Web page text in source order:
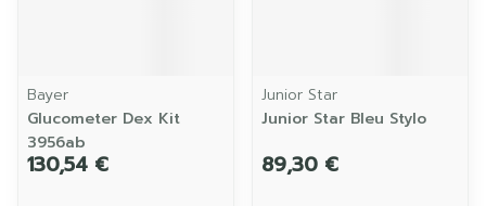
Bayer
Glucometer Dex Kit
3956ab
130,54 €
Junior Star
Junior Star Bleu Stylo
89,30 €